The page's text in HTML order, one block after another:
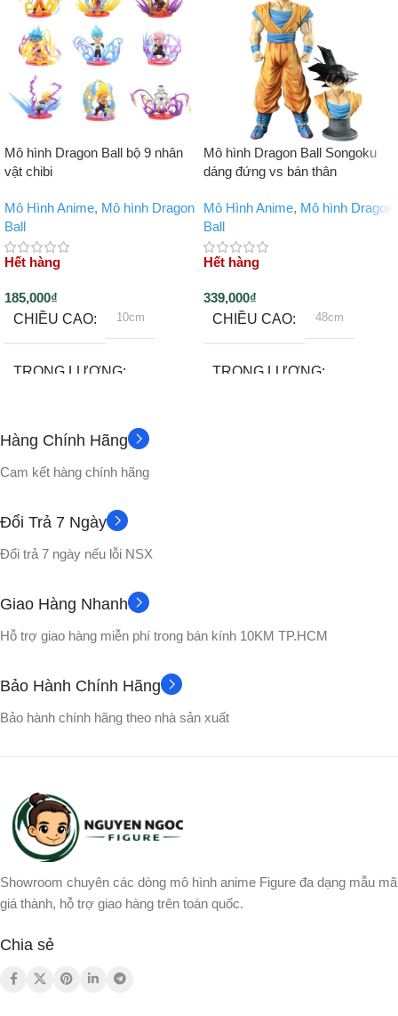
Mô hình Dragon Ball bộ 9 nhân
vật chibi
Mô Hình Anime, Mô hình Dragon
Ball
Hết hàng
185,000₫
CHIỀU CAO
10cm
TRỌNG LƯỢNG
PHỤ KIỆN Không
CHẤT LIỆU
Nhựa PVC cao cấp
VỎ HỘP No box
Mô hình Dragon Ball Songoku
dáng đứng vs bán thân
Mô Hình Anime, Mô hình Dragon
Ball
Hết hàng
339,000₫
CHIỀU CAO
48cm
TRỌNG LƯỢNG
Hàng Chính Hãng
Cam kết hàng chính hãng
Đổi Trả 7 Ngày
Đổi trả 7 ngày nếu lỗi NSX
Giao Hàng Nhanh
Hỗ trợ giao hàng miễn phí trong bán kính 10KM TP.HCM
Bảo Hành Chính Hãng
Bảo hành chính hãng theo nhà sản xuất
Showroom chuyên các dòng mô hình anime Figure đa dạng mẫu mã
giá thành, hỗ trợ giao hàng trên toàn quốc.
Chia sẻ